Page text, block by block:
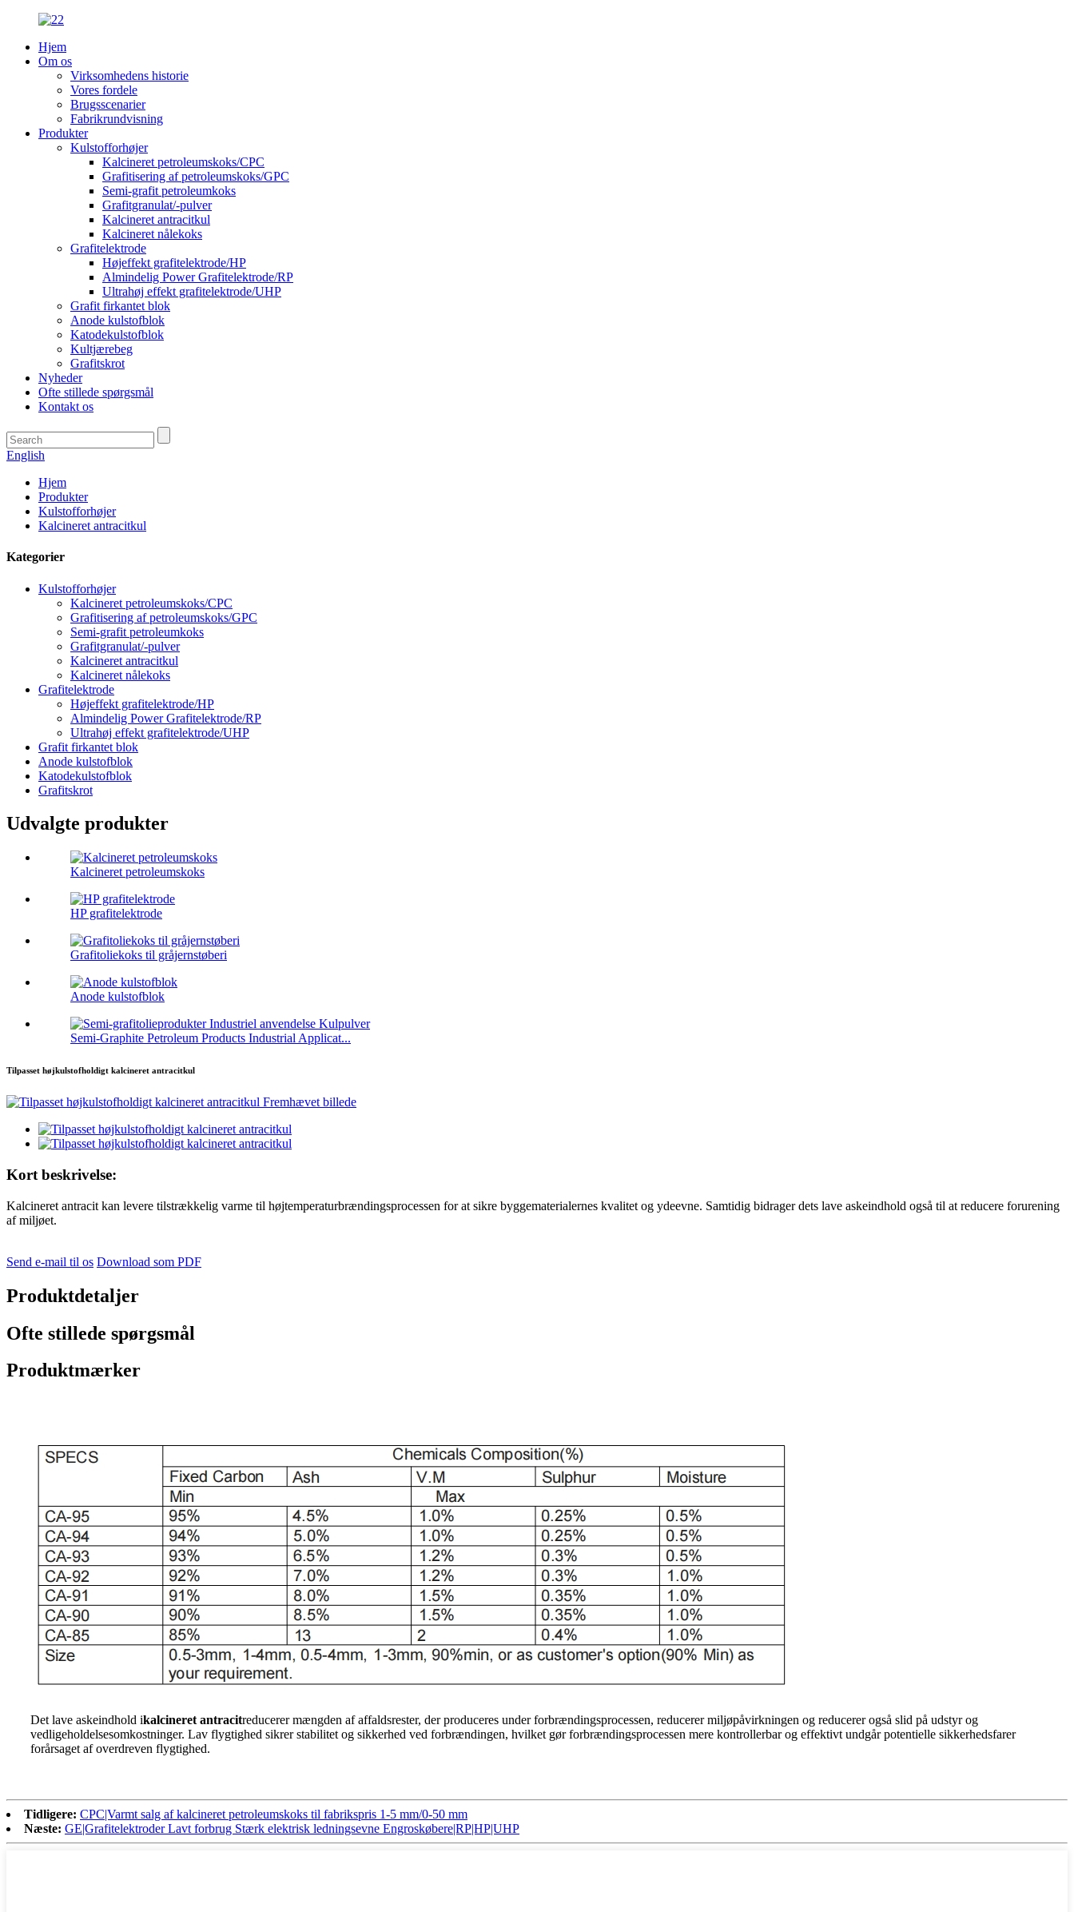
Hjem
Om os
Virksomhedens historie
Vores fordele
Brugsscenarier
Fabrikrundvisning
Produkter
Kulstofforhøjer
Kalcineret petroleumskoks/CPC
Grafitisering af petroleumskoks/GPC
Semi-grafit petroleumkoks
Grafitgranulat/-pulver
Kalcineret antracitkul
Kalcineret nålekoks
Grafitelektrode
Højeffekt grafitelektrode/HP
Almindelig Power Grafitelektrode/RP
Ultrahøj effekt grafitelektrode/UHP
Grafit firkantet blok
Anode kulstofblok
Katodekulstofblok
Kultjærebeg
Grafitskrot
Nyheder
Ofte stillede spørgsmål
Kontakt os
English
Hjem
Produkter
Kulstofforhøjer
Kalcineret antracitkul
Kategorier
Kulstofforhøjer
Kalcineret petroleumskoks/CPC
Grafitisering af petroleumskoks/GPC
Semi-grafit petroleumkoks
Grafitgranulat/-pulver
Kalcineret antracitkul
Kalcineret nålekoks
Grafitelektrode
Højeffekt grafitelektrode/HP
Almindelig Power Grafitelektrode/RP
Ultrahøj effekt grafitelektrode/UHP
Grafit firkantet blok
Anode kulstofblok
Katodekulstofblok
Grafitskrot
Udvalgte produkter
Kalcineret petroleumskoks
HP grafitelektrode
Grafitoliekoks til gråjernstøberi
Anode kulstofblok
Semi-Graphite Petroleum Products Industrial Applicat...
Tilpasset højkulstofholdigt kalcineret antracitkul
Kort beskrivelse:
Kalcineret antracit kan levere tilstrækkelig varme til højtemperaturbrændingsprocessen for at sikre byggematerialernes kvalitet og ydeevne. Samtidig bidrager dets lave askeindhold også til at reducere forurening
af miljøet.
Send e-mail til os Download som PDF
Produktdetaljer
Ofte stillede spørgsmål
Produktmærker
Det lave askeindhold ikalcineret antracitreducerer mængden af ​​affaldsrester, der produceres under forbrændingsprocessen, reducerer miljøpåvirkningen og reducerer også slid på udstyr og
vedligeholdelsesomkostninger. Lav flygtighed sikrer stabilitet og sikkerhed ved forbrændingen, hvilket gør forbrændingsprocessen mere kontrollerbar og effektivt undgår potentielle sikkerhedsfarer
forårsaget af overdreven flygtighed.
Tidligere: CPC|Varmt salg af kalcineret petroleumskoks til fabrikspris 1-5 mm/0-50 mm
Næste: GE|Grafitelektroder Lavt forbrug Stærk elektrisk ledningsevne Engroskøbere|RP|HP|UHP